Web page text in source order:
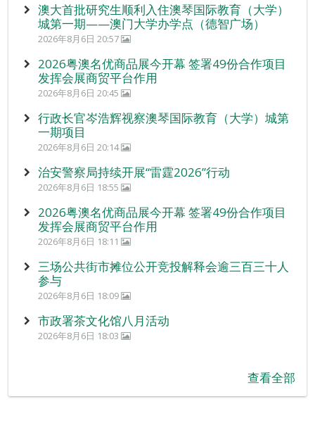
澳大首批研究生顺利入住澳琴国际教育（大学）
城第一期——澳门大学办学点（德智广场）
2026年8月6日 20:57
2026粤澳名优商品展今开幕 签署49份合作项目
发挥会展商贸平台作用
2026年8月6日 20:45
行政长官岑浩辉视察澳琴国际教育（大学）城第
一期项目
2026年8月6日 20:14
治安警察局持续开展“雷霆2026”行动
2026年8月6日 18:55
2026粤澳名优商品展今开幕 签署49份合作项目
发挥会展商贸平台作用
2026年8月6日 18:11
三场公共街市摊位公开竞投解释会逾三百三十人
参与
2026年8月6日 18:09
市政署茶文化馆八月活动
2026年8月6日 18:03
查看全部